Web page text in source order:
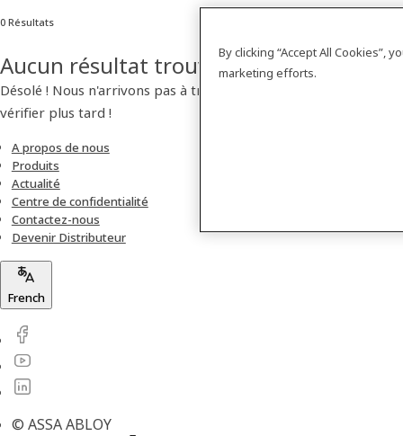
0 Résultats
Aucun résultat trouvé
Désolé ! Nous n'arrivons pas à trouver de produit. Veuillez
vérifier plus tard !
A propos de nous
Produits
Actualité
Centre de confidentialité
Contactez-nous
Devenir Distributeur
French
© ASSA ABLOY
By clicking “Accept All Cookies”,
marketing efforts.